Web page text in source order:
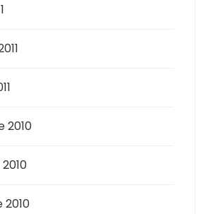
2010